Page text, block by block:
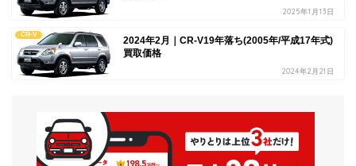
2025年1月13日
CR-V
2024年2月｜CR-V19年落ち(2005年/平成17年式)
買取価格
2024年2月21日